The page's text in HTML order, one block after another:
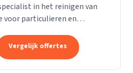
in het reinigen van
voor particulieren en
wordt alle vervuiling...
Vergelijk offertes